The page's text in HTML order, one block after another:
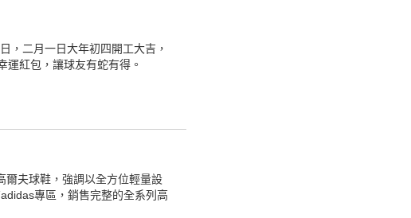
，二月一日大年初四開工大吉，
運紅包，讓球友有蛇有得。
爾夫球鞋，強調以全方位輕量設
專區，銷售完整的全系列高